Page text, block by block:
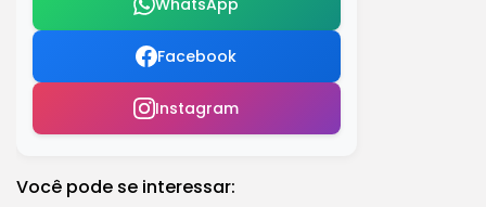
WhatsApp
Facebook
Instagram
Você pode se interessar: